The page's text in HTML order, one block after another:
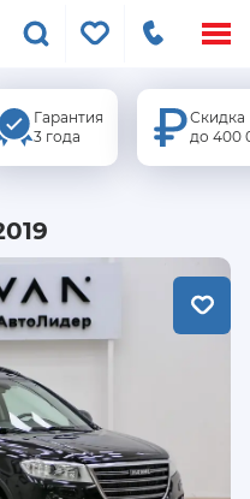
Гарантия
3 года
Скидка
до 400